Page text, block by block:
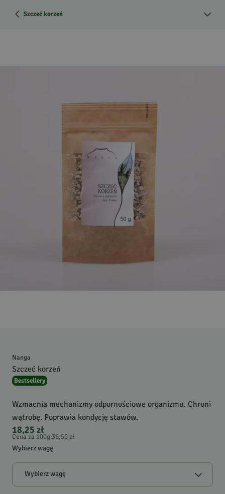
Szczeć korzeń
Nanga
Szczeć korzeń
Bestsellery
Wzmacnia mechanizmy odpornościowe organizmu. Chroni
wątrobę. Poprawia kondycję stawów.
18,25 zł
Cena za 100g:36,50 zł
Wybierz wagę
Wybierz wagę